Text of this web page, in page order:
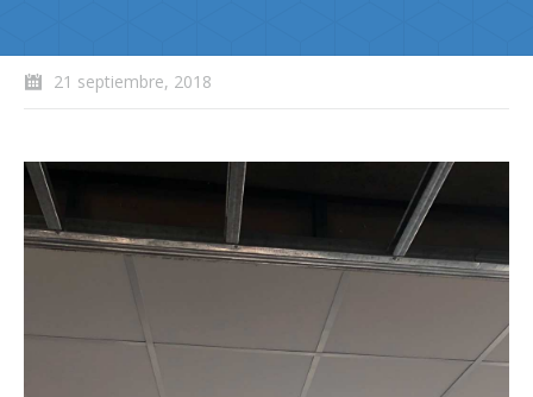
21 septiembre, 2018